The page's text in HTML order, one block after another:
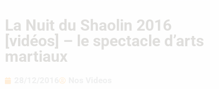
La Nuit du Shaolin 2016
[vidéos] – le spectacle d’arts
martiaux